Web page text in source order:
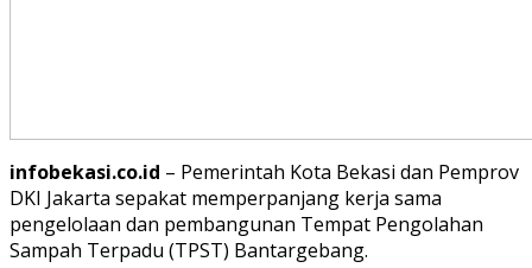
infobekasi.co.id – Pemerintah Kota Bekasi dan Pemprov
DKI Jakarta sepakat memperpanjang kerja sama
pengelolaan dan pembangunan Tempat Pengolahan
Sampah Terpadu (TPST) Bantargebang.